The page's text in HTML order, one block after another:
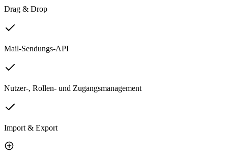
Drag & Drop
Mail-Sendungs-API
Nutzer-, Rollen- und Zugangsmanagement
Import & Export